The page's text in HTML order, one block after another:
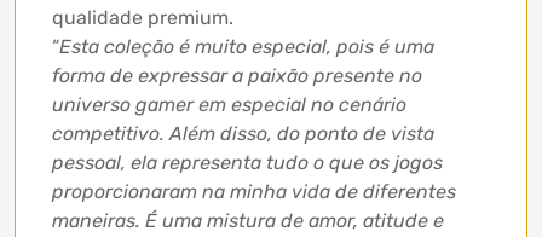
qualidade premium.
“Esta coleção é muito especial, pois é uma
forma de expressar a paixão presente no
universo gamer em especial no cenário
competitivo. Além disso, do ponto de vista
pessoal, ela representa tudo o que os jogos
proporcionaram na minha vida de diferentes
maneiras. É uma mistura de amor, atitude e